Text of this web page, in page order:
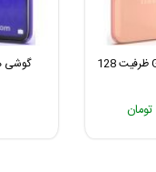
گوشی سامسونگ Galaxy A51 ظرفیت 128